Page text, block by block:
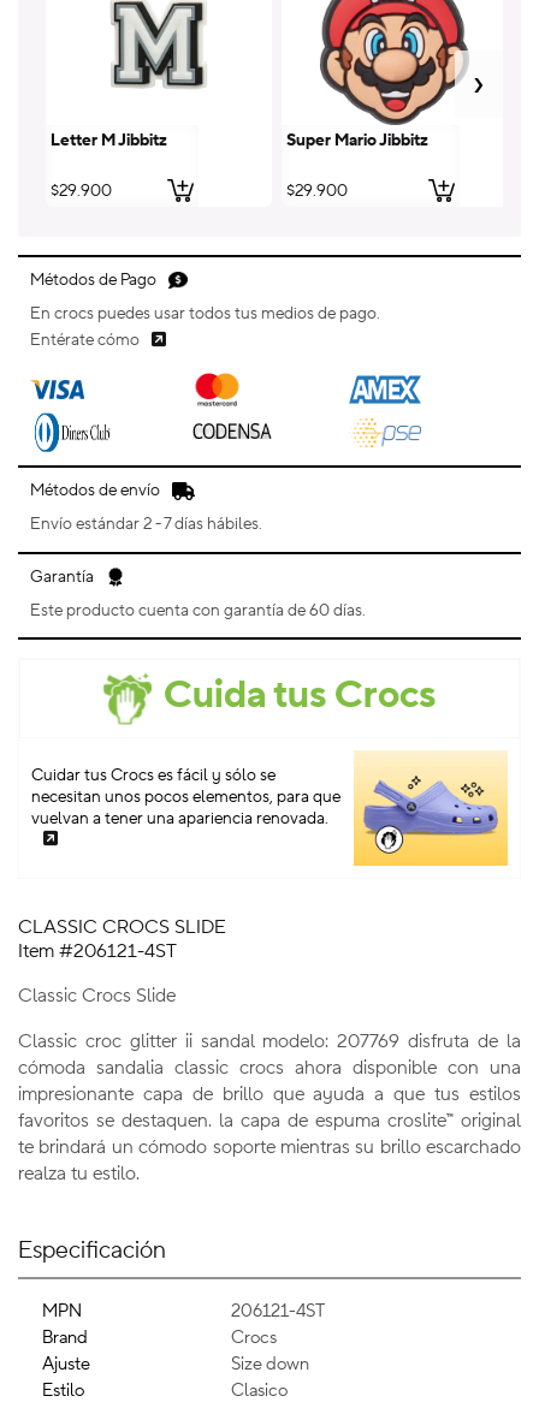
Letter M Jibbitz
Precio
$29.900
Super Mario Jibbitz
Precio
$29.900
Métodos de Pago
En crocs puedes usar todos tus medios de pago.
Entérate cómo
Métodos de envío
Envío estándar 2 - 7 días hábiles.
Garantía
Este producto cuenta con garantía de 60 días.
Cuida tus Crocs
Cuidar tus Crocs es fácil y sólo se
necesitan unos pocos elementos, para que
vuelvan a tener una apariencia renovada.
CLASSIC CROCS SLIDE
Item #206121-4ST
Classic Crocs Slide
Classic croc glitter ii sandal modelo: 207769 disfruta de la
cómoda sandalia classic crocs ahora disponible con una
impresionante capa de brillo que ayuda a que tus estilos
favoritos se destaquen. la capa de espuma croslite™ original
te brindará un cómodo soporte mientras su brillo escarchado
realza tu estilo.
Especificación
MPN
206121-4ST
Brand
Crocs
Ajuste
Size down
Estilo
Clasico